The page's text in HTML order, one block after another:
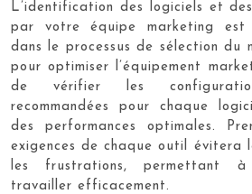
L’identification des logiciels et
par votre équipe marketing est
dans le processus de sélection du
pour optimiser l’équipement
de vérifier les
recommandées pour chaque
des performances optimales.
exigences de chaque outil évitera
les frustrations, permettant
travailler efficacement.